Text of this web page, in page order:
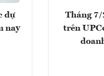
dự
nay
Tháng
trên